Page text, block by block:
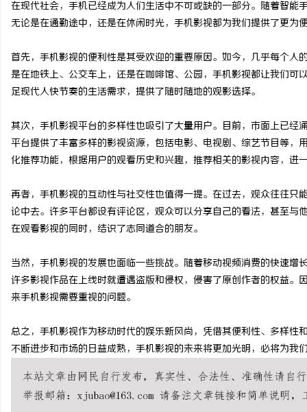
在现代社会，手机已经成为人们生活中不可或缺的一部分。随着智
无论是在通勤途中，还是在休闲时光，手机影视都为我们提供了更为
首先，手机影视的便利性是其受欢迎的重要原因。如今，几乎每个
是在地铁上、公交车上，还是在咖啡馆、公园，手机影视都让我们
足现代人快节奏的生活需求，提供了随时随地的观影选择。
其次，手机影视平台的多样性也吸引了大量用户。目前，市面上已
平台提供了丰富多样的影视资源，包括电影、电视剧、综艺节目等
化推荐功能，根据用户的观看历史和兴趣，推荐相关的影视内容，进
再者，手机影视的互动性与社交性也值得一提。在过去，观众往往
论中去。许多平台都设有评论区，观众可以分享自己的看法，甚至
在观看影视的同时，结识了志同道合的朋友。
当然，手机影视的发展也面临一些挑战。随着移动视频消费的快速
许多影视作品在上线时就遭遇盗版和侵权，侵害了原创作者的权益
来手机影视需要重视的问题。
总之，手机影视作为移动时代的娱乐新风尚，凭借其便利性、多样
不断进步和市场的日益成熟，手机影视的未来将更加光明，必将为我
哪些行业秘诀？